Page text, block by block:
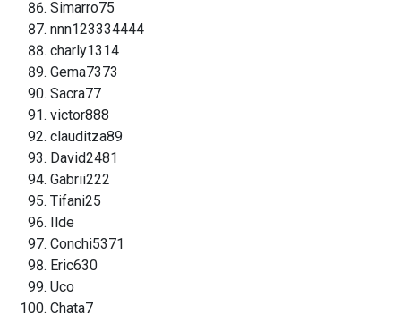
Simarro75
nnn123334444
charly1314
Gema7373
Sacra77
victor888
clauditza89
David2481
Gabrii222
Tifani25
Ilde
Conchi5371
Eric630
Uco
Chata7